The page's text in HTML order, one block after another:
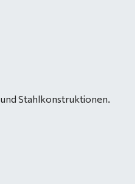
Stahlkonstruktionen.